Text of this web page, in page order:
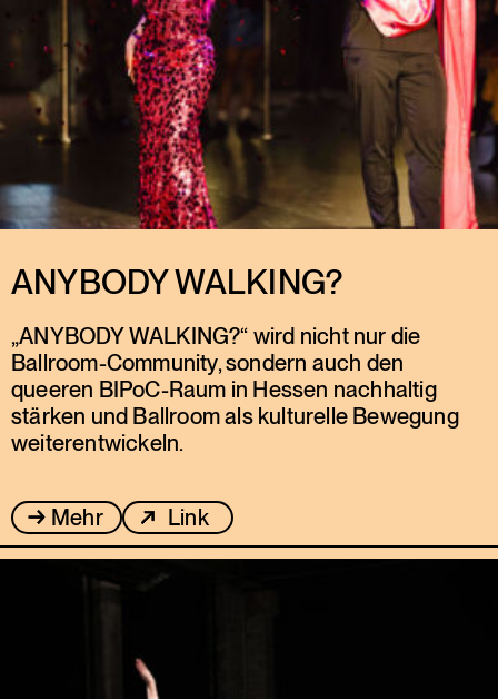
ANYBODY WALKING?
„ANYBODY WALKING?“ wird nicht nur die
Ballroom-Community, sondern auch den
queeren BIPoC-Raum in Hessen nachhaltig
stärken und Ballroom als kulturelle Bewegung
weiterentwickeln.
Mehr Link